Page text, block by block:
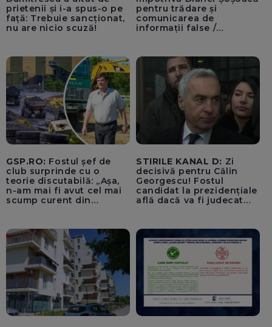
prietenii și i-a spus-o pe
față: Trebuie sancționat,
nu are nicio scuză!
pentru trădare și
comunicarea de
informații false /
Înalta Curte de Casație și
Justiție de Adrian
Băzăvan și Asociația
„Lupii Tricolori”
GSP.RO: Fostul șef de
club surprinde cu o
teorie discutabilă: „Așa,
n-am mai fi avut cel mai
scump curent din
STIRILE KANAL D: Zi
decisivă pentru Călin
Georgescu! Fostul
candidat la prezidențiale
află dacă va fi judecat